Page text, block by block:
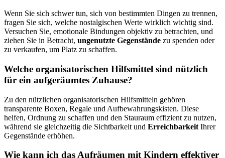
Wenn Sie sich schwer tun, sich von bestimmten Dingen zu trennen,
fragen Sie sich, welche nostalgischen Werte wirklich wichtig sind.
Versuchen Sie, emotionale Bindungen objektiv zu betrachten, und
ziehen Sie in Betracht, ungenutzte Gegenstände zu spenden oder
zu verkaufen, um Platz zu schaffen.
Welche organisatorischen Hilfsmittel sind nützlich
für ein aufgeräumtes Zuhause?
Zu den nützlichen organisatorischen Hilfsmitteln gehören
transparente Boxen, Regale und Aufbewahrungskisten. Diese
helfen, Ordnung zu schaffen und den Stauraum effizient zu nutzen,
während sie gleichzeitig die Sichtbarkeit und Erreichbarkeit Ihrer
Gegenstände erhöhen.
Wie kann ich das Aufräumen mit Kindern effektiver